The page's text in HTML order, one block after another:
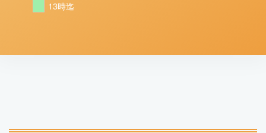
13時迄